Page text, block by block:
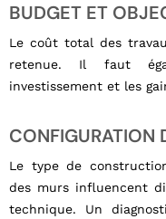
BUDGET ET
Le coût total des
retenue. Il faut
investissement et les
CONFIGURATION
Le type de
des murs influencent
technique. Un